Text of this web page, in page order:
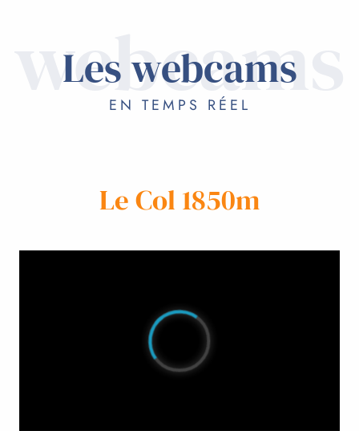
webcams
Les webcams
EN TEMPS RÉEL
Le Col 1850m